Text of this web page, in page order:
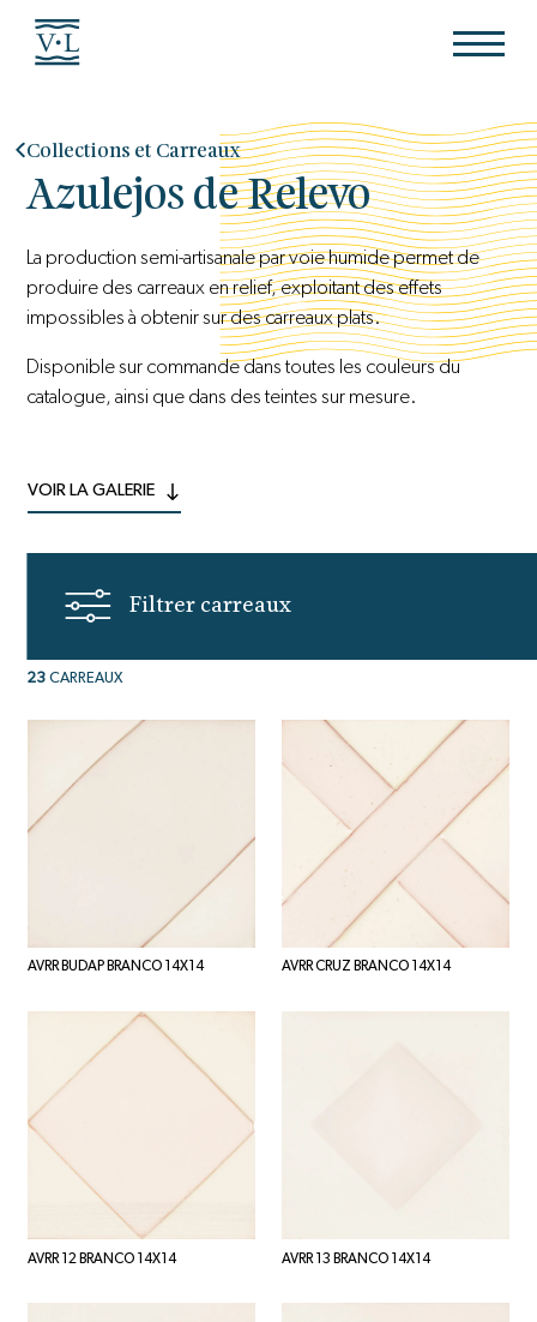
Collections et Carreaux
Azulejos de Relevo
La production semi-artisanale par voie humide permet de
produire des carreaux en relief, exploitant des effets
impossibles à obtenir sur des carreaux plats.
Disponible sur commande dans toutes les couleurs du
catalogue, ainsi que dans des teintes sur mesure.
VOIR LA GALERIE
Filtrer carreaux
23 CARREAUX
AVRR BUDAP BRANCO 14X14 AVRR CRUZ BRANCO 14X14
AVRR 12 BRANCO 14X14 AVRR 13 BRANCO 14X14